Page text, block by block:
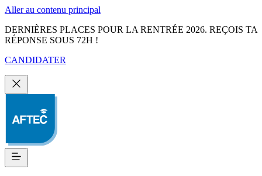
Aller au contenu principal
DERNIÈRES PLACES POUR LA RENTRÉE 2026. REÇOIS TA
RÉPONSE SOUS 72H !
CANDIDATER